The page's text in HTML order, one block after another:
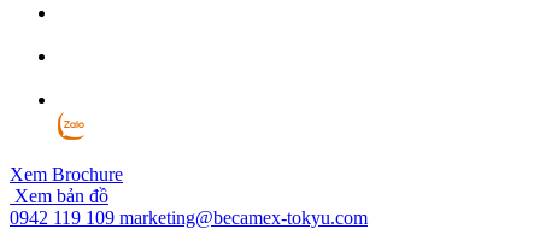
Xem Brochure
Xem bản đồ
0942 119 109 marketing@becamex-tokyu.com